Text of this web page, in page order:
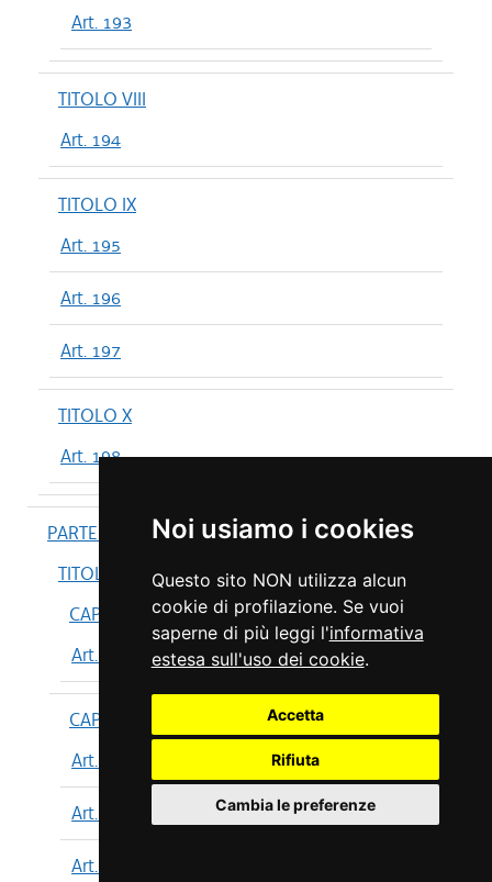
Noi usiamo i cookies
Questo sito NON utilizza alcun
cookie di profilazione. Se vuoi
saperne di più leggi l'informativa
estesa sull'uso dei cookie.
Accetta
Rifiuta
Cambia le preferenze
Art. 193
TITOLO VIII
Art. 194
TITOLO IX
Art. 195
Art. 196
Art. 197
TITOLO X
Art. 198
PARTE IV
TITOLO I
CAPO I
Art. 199
CAPO II
Art. 200
Art. 201
Art. 202